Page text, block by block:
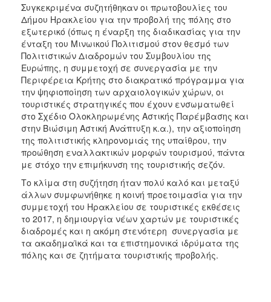
Συγκεκριμένα συζητήθηκαν οι πρωτοβουλίες του
Δήμου Ηρακλείου για την προβολή της πόλης στο
εξωτερικό (όπως η έναρξη της διαδικασίας για την
ένταξη του Μινωικού Πολιτισμού στον θεσμό των
Πολιτιστικών Διαδρομών του Συμβουλίου της
Ευρώπης, η συμμετοχή σε συνεργασία με την
Περιφέρεια Κρήτης στο διακρατικό πρόγραμμα για
την ψηφιοποίηση των αρχαιολογικών χώρων, οι
τουριστικές στρατηγικές που έχουν ενσωματωθεί
στο Σχέδιο Ολοκληρωμένης Αστικής Παρέμβασης και
στην Βιώσιμη Αστική Ανάπτυξη κ.α.), την αξιοποίηση
της πολιτιστικής κληρονομιάς της υπαίθρου, την
προώθηση εναλλακτικών μορφών τουρισμού, πάντα
με στόχο την επιμήκυνση της τουριστικής σεζόν.
Το κλίμα στη συζήτηση ήταν πολύ καλό και μεταξύ
άλλων συμφωνήθηκε η κοινή προετοιμασία για την
συμμετοχή του Ηρακλείου σε τουριστικές εκθέσεις
το 2017, η δημιουργία νέων χαρτών με τουριστικές
διαδρομές και η ακόμη στενότερη συνεργασία με
τα ακαδημαϊκά και τα επιστημονικά ιδρύματα της
πόλης και σε ζητήματα τουριστικής προβολής.